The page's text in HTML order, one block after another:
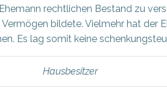
rechtlichen Bestand zu
bildete. Vielmehr hat
Es lag somit keine
Hausbesitzer